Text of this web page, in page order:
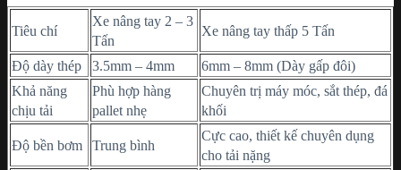
Tiêu chí
Xe nâng tay 2 – 3
Tấn
Xe nâng tay thấp 5 Tấn
Độ dày thép 3.5mm – 4mm
6mm – 8mm (Dày gấp đôi)
Khả năng
chịu tải
Phù hợp hàng
pallet nhẹ
Chuyên trị máy móc, sắt thép, đá
khối
Độ bền bơm Trung bình
Cực cao, thiết kế chuyên dụng
cho tải nặng